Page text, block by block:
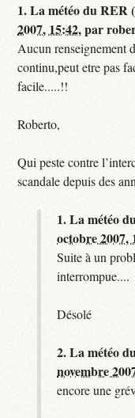
1.La météo du RER
2007, 15:42,par
Aucun renseignement
continu,peut etre pas
facile.....!!
Roberto,
Qui peste contre
scandale depuis des
1.La météo
octobre 2007,
Suite à un
interrompue....
Désolé
2.La météo
novembre
encore une